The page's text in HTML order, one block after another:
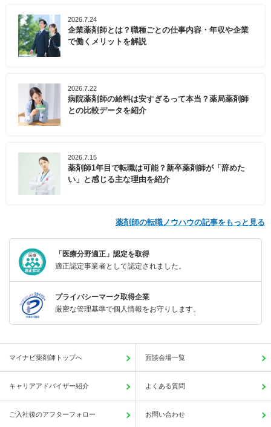
2026.7.24
企業薬剤師とは？職種ごとの仕事内容・年収や企業
で働くメリットを解説
2026.7.22
病院薬剤師の給料は安すぎるって本当？薬局薬剤師
との比較データを紹介
2026.7.15
薬剤師1年目で転職は可能？新卒薬剤師が「辞めた
い」と感じる主な理由を紹介
薬剤師の転職ノウハウの記事をもっと見る
「医療分野適正」認定を取得
適正認定事業者として認定されました。
プライバシーマーク取得企業
厳密な管理基準で個人情報をお守りします。
マイナビ薬剤師トップへ 面談会場一覧
キャリアアドバイザー紹介 よくある質問
ご入社後のアフターフォロー お問い合わせ